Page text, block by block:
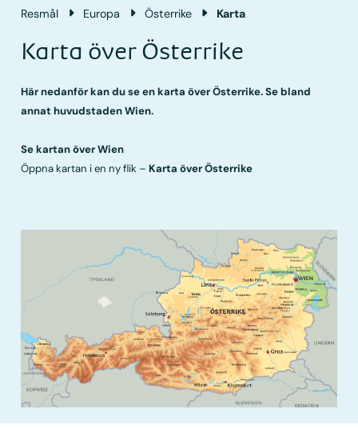
Resmål Europa Österrike Karta
Karta över Österrike
Här nedanför kan du se en karta över Österrike. Se bland
annat huvudstaden Wien.
Se kartan över Wien
Öppna kartan i en ny flik – Karta över Österrike